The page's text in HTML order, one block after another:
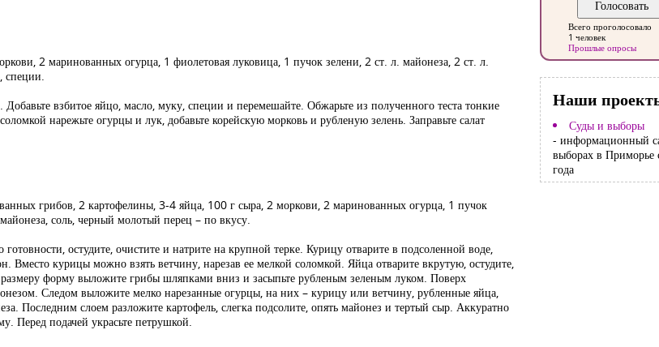
2 маринованных огурца, 1 фиолетовая луковица, 1 пучок зелени, 2 ст. л. майонеза, 2 ст. л.
специи.
взбитое яйцо, масло, муку, специи и перемешайте. Обжарьте из полученного теста тонкие
нарежьте огурцы и лук, добавьте корейскую морковь и рубленую зелень. Заправьте салат
грибов, 2 картофелины, 3-4 яйца, 100 г сыра, 2 моркови, 2 маринованных огурца, 1 пучок
соль, черный молотый перец – по вкусу.
остудите, очистите и натрите на крупной терке. Курицу отварите в подсоленной воде,
Вместо курицы можно взять ветчину, нарезав ее мелкой соломкой. Яйца отварите вкрутую, остудите,
форму выложите грибы шляпками вниз и засыпьте рубленым зеленым луком. Поверх
Следом выложите мелко нарезанные огурцы, на них – курицу или ветчину, рубленные яйца,
Последним слоем разложите картофель, слегка подсолите, опять майонез и тертый сыр. Аккуратно
Перед подачей украсьте петрушкой.
Всего проголосовало
1 человек
Прошлые опросы
Наши
Суды и выборы
- информационный
выборах в Приморье
года